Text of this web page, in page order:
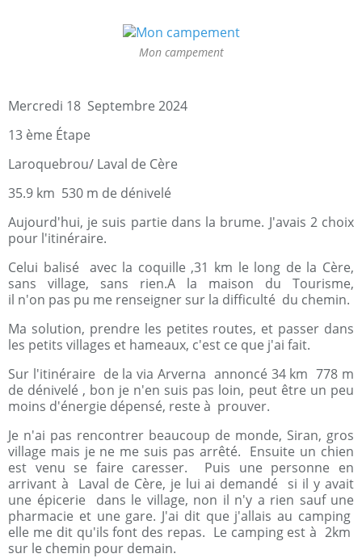
Mon campement
Mercredi 18 Septembre 2024
13 ème Étape
Laroquebrou/ Laval de Cère
35.9 km 530 m de dénivelé
Aujourd'hui, je suis partie dans la brume. J'avais 2 choix
pour l'itinéraire.
Celui balisé avec la coquille ,31 km le long de la Cère,
sans village, sans rien.A la maison du Tourisme,
il n'on pas pu me renseigner sur la difficulté du chemin.
Ma solution, prendre les petites routes, et passer dans
les petits villages et hameaux, c'est ce que j'ai fait.
Sur l'itinéraire de la via Arverna annoncé 34 km 778 m
de dénivelé , bon je n'en suis pas loin, peut être un peu
moins d'énergie dépensé, reste à prouver.
Je n'ai pas rencontrer beaucoup de monde, Siran, gros
village mais je ne me suis pas arrêté. Ensuite un chien
est venu se faire caresser. Puis une personne en
arrivant à Laval de Cère, je lui ai demandé si il y avait
une épicerie dans le village, non il n'y a rien sauf une
pharmacie et une gare. J'ai dit que j'allais au camping
elle me dit qu'ils font des repas. Le camping est à 2km
sur le chemin pour demain.